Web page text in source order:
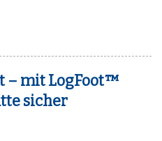
– mit LogFoot™
sicher